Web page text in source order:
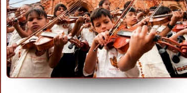
de San
poblaciones de
Paila, Pailón (la
San Ramón,
y los